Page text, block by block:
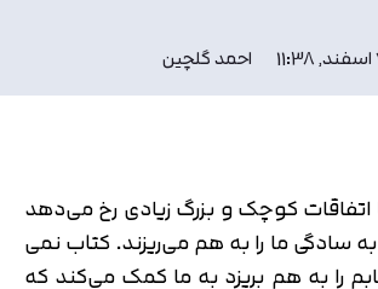
احمد گلچین
اتفاقات کوچک و بزرگ زیادی رخ می‌دهد
سادگی ما را به هم می‌ریزند. کتاب نمی
را به هم بریزد به ما کمک می‌کند که